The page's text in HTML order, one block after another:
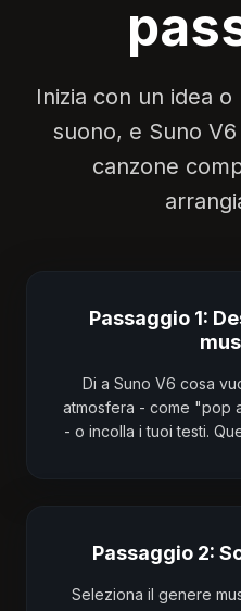
Inizia con un idea
suono, e Suno
canzone
Passaggio 1:
Di a Suno V6 cosa
atmosfera - come "pop
- o incolla i tuoi testi.
Passaggio 2:
Seleziona il genere